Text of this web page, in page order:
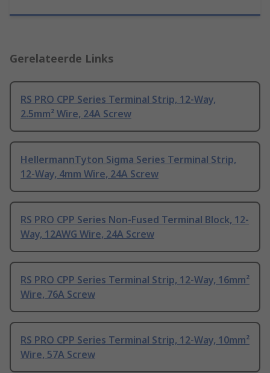
Gerelateerde Links
RS PRO CPP Series Terminal Strip, 12-Way,
2.5mm² Wire, 24A Screw
HellermannTyton Sigma Series Terminal Strip,
12-Way, 4mm Wire, 24A Screw
RS PRO CPP Series Non-Fused Terminal Block, 12-
Way, 12AWG Wire, 24A Screw
RS PRO CPP Series Terminal Strip, 12-Way, 16mm²
Wire, 76A Screw
RS PRO CPP Series Terminal Strip, 12-Way, 10mm²
Wire, 57A Screw